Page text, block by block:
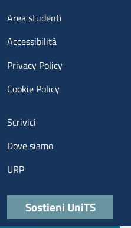
Menu footer 3
Area studenti
Accessibilità
Privacy Policy
Cookie Policy
Menu contatti
Scrivici
Dove siamo
URP
Quick links
Sostieni UniTS